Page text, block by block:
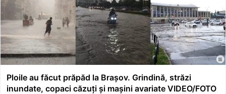
Ploile au făcut prăpăd la Brașov. Grindină, străzi
inundate, copaci căzuți și mașini avariate VIDEO/FOTO